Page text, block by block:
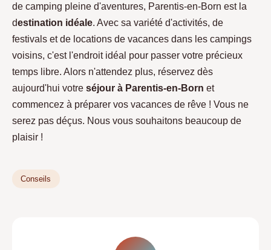
de camping pleine d'aventures, Parentis-en-Born est la
destination idéale. Avec sa variété d'activités, de
festivals et de locations de vacances dans les campings
voisins, c'est l'endroit idéal pour passer votre précieux
temps libre. Alors n'attendez plus, réservez dès
aujourd'hui votre séjour à Parentis-en-Born et
commencez à préparer vos vacances de rêve ! Vous ne
serez pas déçus. Nous vous souhaitons beaucoup de
plaisir !
Conseils